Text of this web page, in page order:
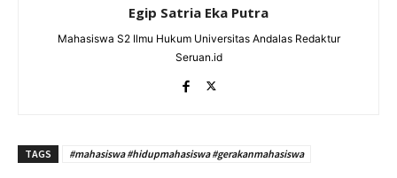
Egip Satria Eka Putra
Mahasiswa S2 Ilmu Hukum Universitas Andalas Redaktur
Seruan.id
TAGS #mahasiswa #hidupmahasiswa #gerakanmahasiswa